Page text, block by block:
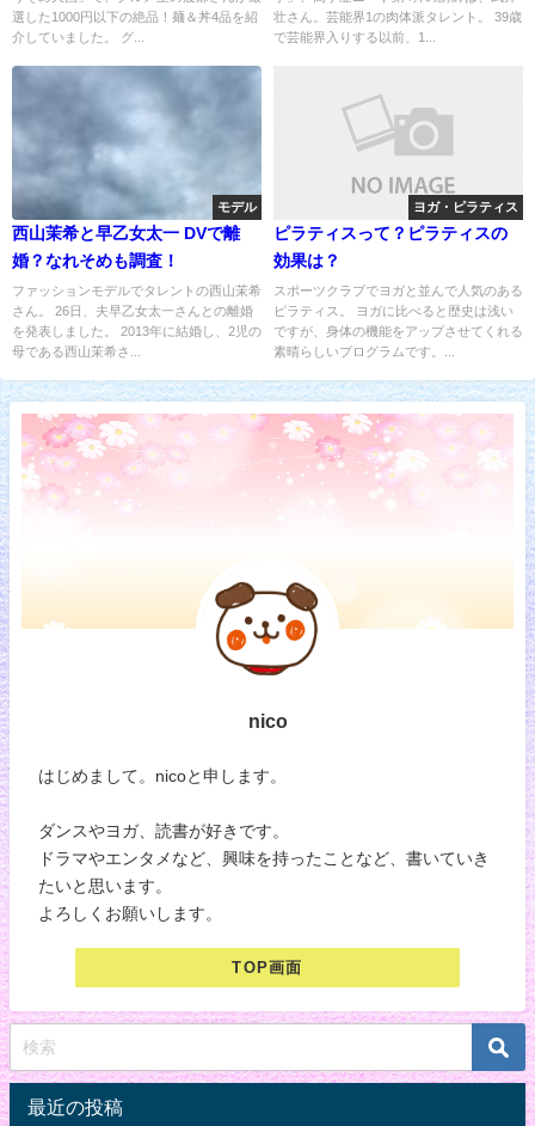
選した1000円以下の絶品！麺＆丼4品を紹
介していました。 グ...
壮さん。芸能界1の肉体派タレント。 39歳
で芸能界入りする以前、1...
モデル
西山茉希と早乙女太一 DVで離
婚？なれそめも調査！
ファッションモデルでタレントの西山茉希
さん。 26日、夫早乙女太一さんとの離婚
を発表しました。 2013年に結婚し、2児の
母である西山茉希さ...
ヨガ・ピラティス
ピラティスって？ピラティスの
効果は？
スポーツクラブでヨガと並んで人気のある
ピラティス。 ヨガに比べると歴史は浅い
ですが、身体の機能をアップさせてくれる
素晴らしいプログラムです。...
nico
はじめまして。nicoと申します。
ダンスやヨガ、読書が好きです。
ドラマやエンタメなど、興味を持ったことなど、書いていき
たいと思います。
よろしくお願いします。
TOP画面
最近の投稿